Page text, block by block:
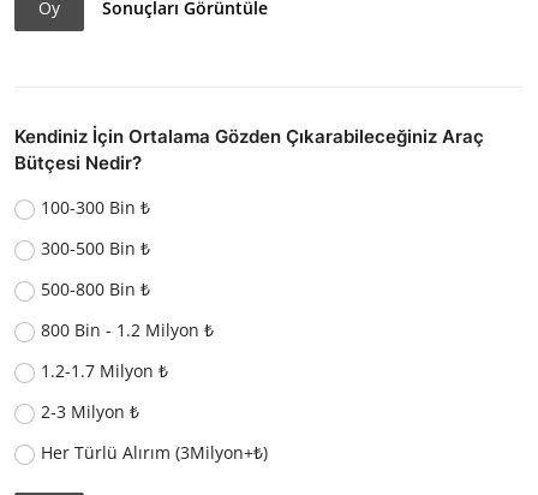
Oy Sonuçları Görüntüle
Kendiniz İçin Ortalama Gözden Çıkarabileceğiniz Araç
Bütçesi Nedir?
100-300 Bin ₺
300-500 Bin ₺
500-800 Bin ₺
800 Bin - 1.2 Milyon ₺
1.2-1.7 Milyon ₺
2-3 Milyon ₺
Her Türlü Alırım (3Milyon+₺)